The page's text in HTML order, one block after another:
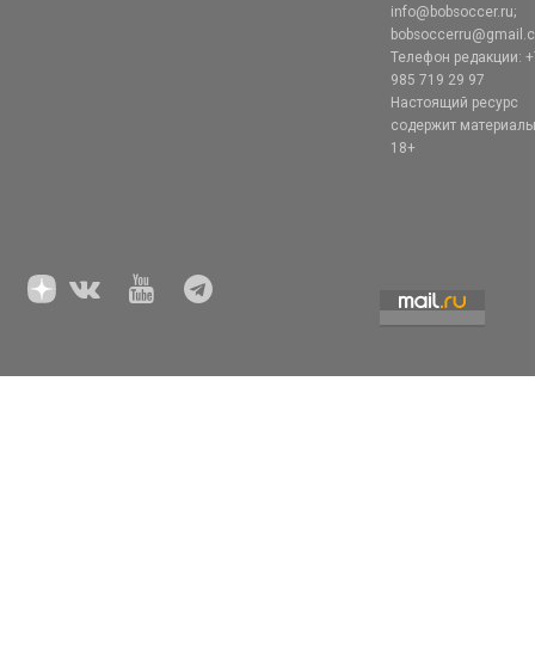
info@bobsoccer.ru;
Телефон редакции:
985 719 29 97
Настоящий ресурс
содержит
18+